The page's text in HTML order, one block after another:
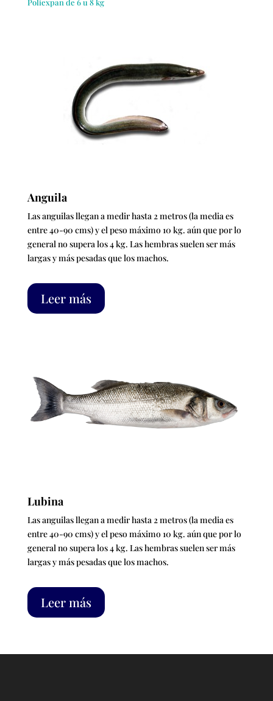
Anguila
Las anguilas llegan a medir hasta 2 metros (la media es
entre 40-90 cms) y el peso máximo 10 kg. aún que por lo
general no supera los 4 kg. Las hembras suelen ser más
largas y más pesadas que los machos.
Leer más
Lubina
Las anguilas llegan a medir hasta 2 metros (la media es
entre 40-90 cms) y el peso máximo 10 kg. aún que por lo
general no supera los 4 kg. Las hembras suelen ser más
largas y más pesadas que los machos.
Leer más